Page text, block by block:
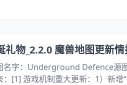
：游戏第5阶段起，...
礼物_2.2.0 魔兽地图更新
名字：Underground Defence源
：[1] 游戏机制重大更新：1）新增